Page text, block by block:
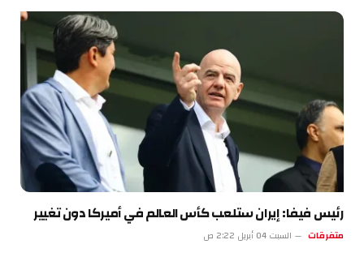
رئيس فيفا: إيران ستلعب كأس العالم في أميركا دون تغيير
متفرقات السبت 04 أبريل 2:22 ص